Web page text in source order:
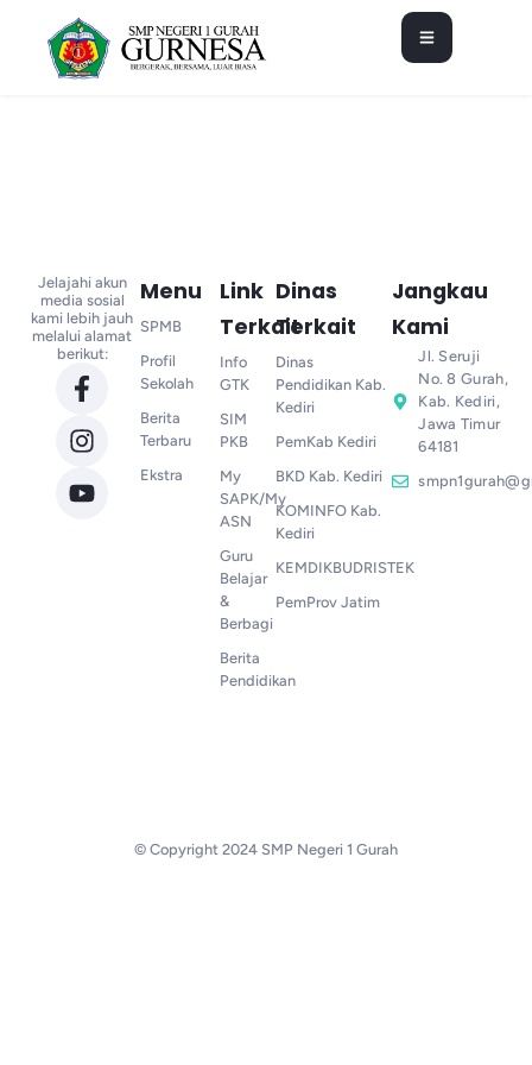
Jelajahi akun
media sosial
kami lebih jauh
melalui alamat
berikut:
Menu
SPMB
Profil
Sekolah
Berita
Terbaru
Ekstra
Link
Terkait
Info
GTK
SIM
PKB
My
SAPK/My
ASN
Guru
Belajar
&
Berbagi
Berita
Pendidikan
Dinas
Terkait
Dinas
Pendidikan Kab.
Kediri
PemKab Kediri
BKD Kab. Kediri
KOMINFO Kab.
Kediri
KEMDIKBUDRISTEK
PemProv Jatim
Jangkau
Kami
Jl. Seruji
No. 8 Gurah,
Kab. Kediri,
Jawa Timur
64181
© Copyright 2024 SMP Negeri 1 Gurah